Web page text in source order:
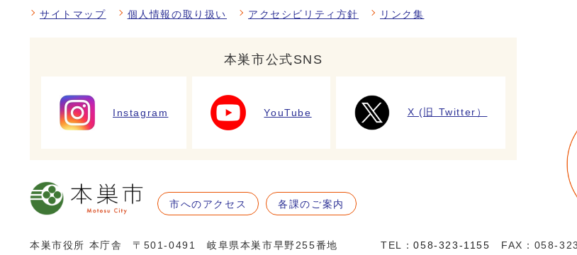
サイトマップ 個人情報の取り扱い アクセシビリティ方針 リンク集
本巣市公式SNS
Instagram YouTube X (旧 Twitter）
市へのアクセス 各課のご案内
本巣市役所 本庁舎 〒501-0491 岐阜県本巣市早野255番地 TEL：058-323-1155 FAX：058-